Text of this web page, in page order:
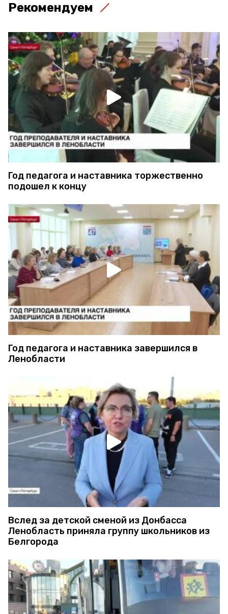
Рекомендуем
Год педагога и наставника торжественно
подошел к концу
Год педагога и наставника завершился в
Ленобласти
Вслед за детской сменой из Донбасса
Ленобласть приняла группу школьников из
Белгорода